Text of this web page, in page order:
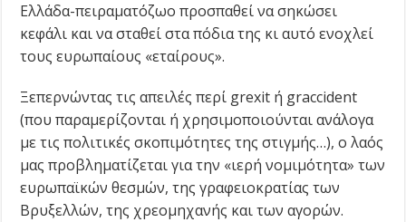
Ελλάδα-πειραματόζωο προσπαθεί να σηκώσει
κεφάλι και να σταθεί στα πόδια της κι αυτό ενοχλεί
τους ευρωπαίους «εταίρους».
Ξεπερνώντας τις απειλές περί grexit ή graccident
(που παραμερίζονται ή χρησιμοποιούνται ανάλογα
με τις πολιτικές σκοπιμότητες της στιγμής…), ο λαός
μας προβληματίζεται για την «ιερή νομιμότητα» των
ευρωπαϊκών θεσμών, της γραφειοκρατίας των
Βρυξελλών, της χρεομηχανής και των αγορών.